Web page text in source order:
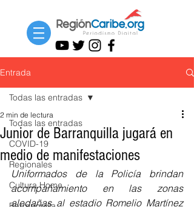
Entrada
Todas las entradas
COVID-19
Regionales
Cultura Home
Todas las entradas
Junior de Barranquilla jugará en
medio de manifestaciones
2 min de lectura
Uniformados de la Policía brindan
acompañamiento en las zonas
aledañas al estadio Romelio Martínez